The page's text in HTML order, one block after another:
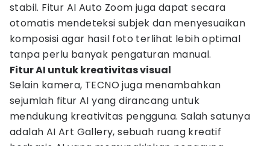
stabil. Fitur AI Auto Zoom juga dapat secara
otomatis mendeteksi subjek dan menyesuaikan
komposisi agar hasil foto terlihat lebih optimal
tanpa perlu banyak pengaturan manual.
Fitur AI untuk kreativitas visual
Selain kamera, TECNO juga menambahkan
sejumlah fitur AI yang dirancang untuk
mendukung kreativitas pengguna. Salah satunya
adalah AI Art Gallery, sebuah ruang kreatif